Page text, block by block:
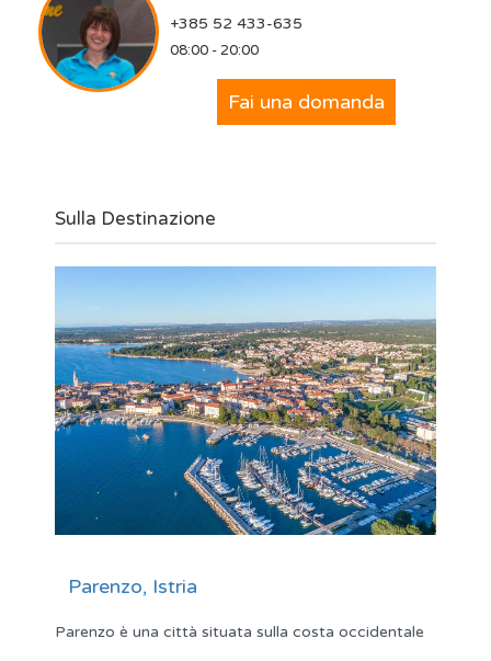
+385 52 433-635
08:00 - 20:00
Fai una domanda
Sulla Destinazione
Parenzo, Istria
Parenzo è una città situata sulla costa occidentale